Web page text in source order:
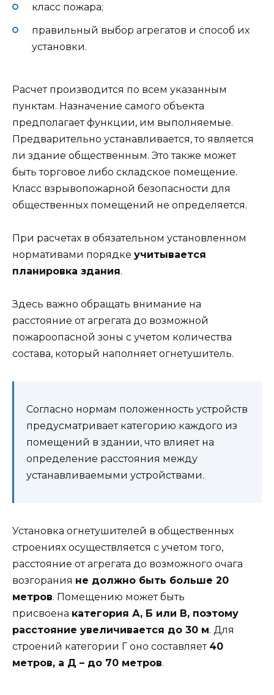
класс пожара;
правильный выбор агрегатов и способ их
установки.
Расчет производится по всем указанным
пунктам. Назначение самого объекта
предполагает функции, им выполняемые.
Предварительно устанавливается, то является
ли здание общественным. Это также может
быть торговое либо складское помещение.
Класс взрывопожарной безопасности для
общественных помещений не определяется.
При расчетах в обязательном установленном
нормативами порядке учитывается
планировка здания.
Здесь важно обращать внимание на
расстояние от агрегата до возможной
пожароопасной зоны с учетом количества
состава, который наполняет огнетушитель.
Согласно нормам положенность устройств
предусматривает категорию каждого из
помещений в здании, что влияет на
определение расстояния между
устанавливаемыми устройствами.
Установка огнетушителей в общественных
строениях осуществляется с учетом того,
расстояние от агрегата до возможного очага
возгорания не должно быть больше 20
метров. Помещению может быть
присвоена категория А, Б или В, поэтому
расстояние увеличивается до 30 м. Для
строений категории Г оно составляет 40
метров, а Д – до 70 метров.